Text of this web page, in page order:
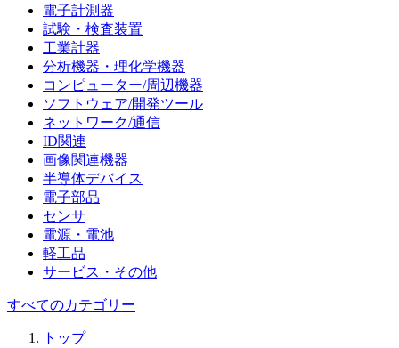
電子計測器
試験・検査装置
工業計器
分析機器・理化学機器
コンピューター/周辺機器
ソフトウェア/開発ツール
ネットワーク/通信
ID関連
画像関連機器
半導体デバイス
電子部品
センサ
電源・電池
軽工品
サービス・その他
すべてのカテゴリー
トップ